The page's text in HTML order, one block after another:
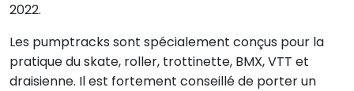
2022.
Les pumptracks sont spécialement conçus pour la
pratique du skate, roller, trottinette, BMX, VTT et
draisienne. Il est fortement conseillé de porter un